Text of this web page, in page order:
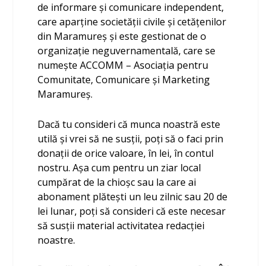
de informare și comunicare independent,
care aparține societății civile și cetățenilor
din Maramureș și este gestionat de o
organizație neguvernamentală, care se
numește ACCOMM – Asociația pentru
Comunitate, Comunicare și Marketing
Maramureș.
Dacă tu consideri că munca noastră este
utilă și vrei să ne susții, poți să o faci prin
donații de orice valoare, în lei, în contul
nostru. Așa cum pentru un ziar local
cumpărat de la chioșc sau la care ai
abonament plătești un leu zilnic sau 20 de
lei lunar, poți să consideri că este necesar
să susții material activitatea redacției
noastre.